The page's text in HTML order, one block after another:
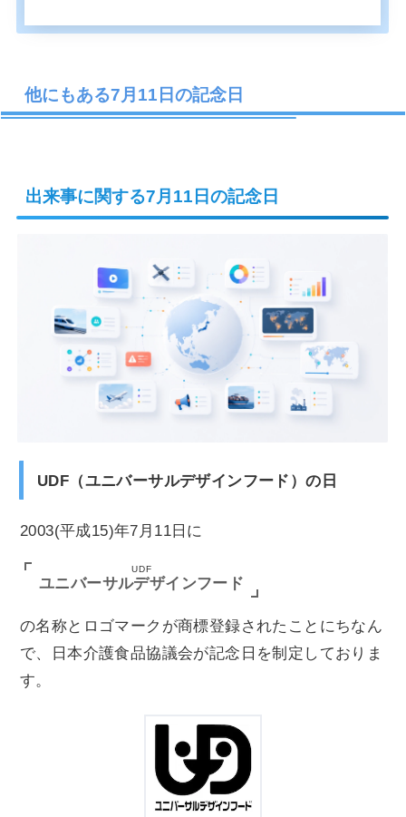
他にもある7月11日の記念日
出来事に関する7月11日の記念日
UDF（ユニバーサルデザインフード）の日
2003(平成15)年7月11日に
ユニバーサルデザインフード
UDF
の名称とロゴマークが商標登録されたことにちなん
で、日本介護食品協議会が記念日を制定しておりま
す。